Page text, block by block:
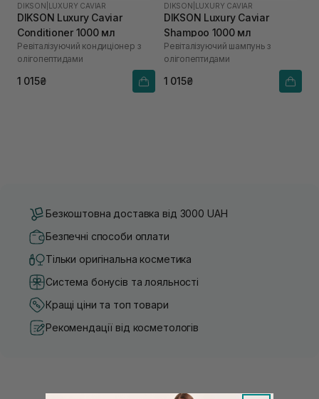
DIKSON LUXURY CAVIAR
DIKSON Luxury Caviar
Conditioner 1000 мл
Ревіталізуючий кондиціонер з
олігопептидами
1 015₴
DIKSON LUXURY CAVIAR
DIKSON Luxury Caviar
Shampoo 1000 мл
Ревіталізуючий шампунь з
олігопептидами
1 015₴
Безкоштовна доставка від 3000 UAH
Безпечні способи оплати
Тільки оригінальна косметика
Система бонусів та лояльності
Кращі ціни та топ товари
Рекомендації від косметологів